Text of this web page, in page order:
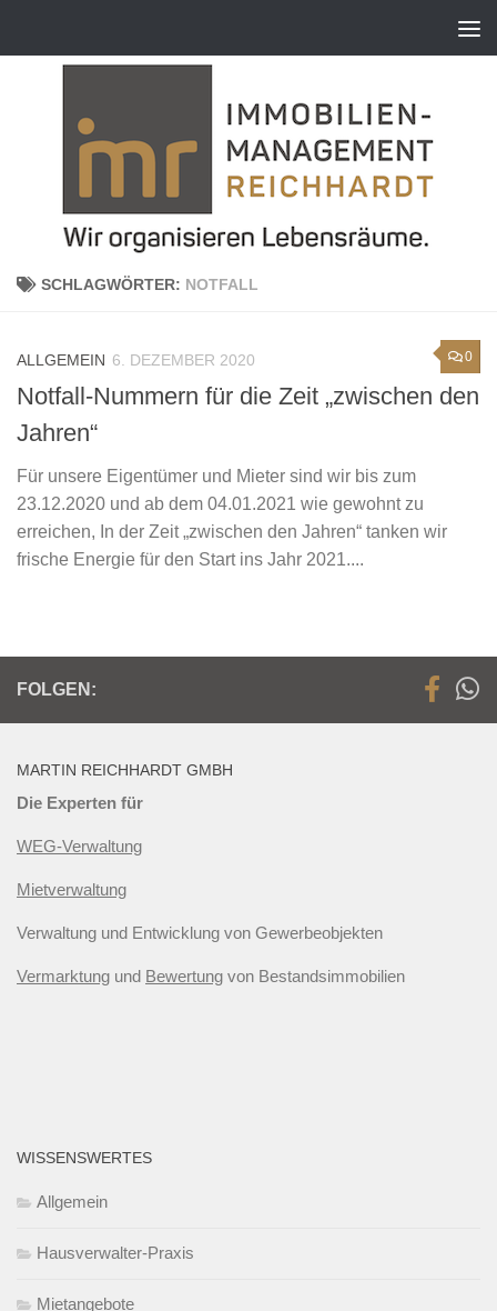
SCHLAGWÖRTER: NOTFALL
0
ALLGEMEIN 6. DEZEMBER 2020
Notfall-Nummern für die Zeit „zwischen den
Jahren“
Für unsere Eigentümer und Mieter sind wir bis zum
23.12.2020 und ab dem 04.01.2021 wie gewohnt zu
erreichen, In der Zeit „zwischen den Jahren“ tanken wir
frische Energie für den Start ins Jahr 2021....
FOLGEN:
MARTIN REICHHARDT GMBH
Die Experten für
WEG-Verwaltung
Mietverwaltung
Verwaltung und Entwicklung von Gewerbeobjekten
Vermarktung und Bewertung von Bestandsimmobilien
WISSENSWERTES
Allgemein
Hausverwalter-Praxis
Mietangebote